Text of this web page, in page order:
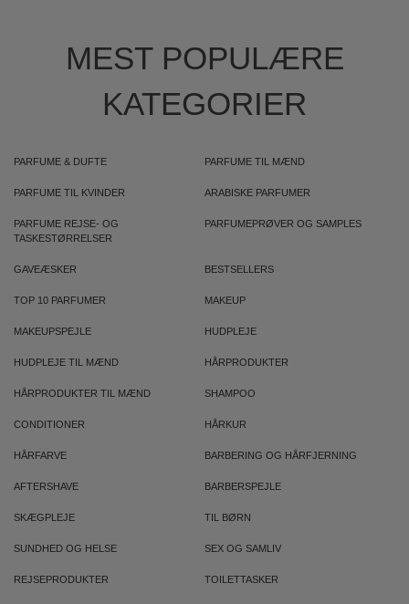
MEST POPULÆRE
KATEGORIER
PARFUME & DUFTE PARFUME TIL MÆND
PARFUME TIL KVINDER ARABISKE PARFUMER
PARFUME REJSE- OG
TASKESTØRRELSER
PARFUMEPRØVER OG SAMPLES
GAVEÆSKER BESTSELLERS
TOP 10 PARFUMER MAKEUP
MAKEUPSPEJLE HUDPLEJE
HUDPLEJE TIL MÆND HÅRPRODUKTER
HÅRPRODUKTER TIL MÆND SHAMPOO
CONDITIONER HÅRKUR
HÅRFARVE BARBERING OG HÅRFJERNING
AFTERSHAVE BARBERSPEJLE
SKÆGPLEJE TIL BØRN
SUNDHED OG HELSE SEX OG SAMLIV
REJSEPRODUKTER TOILETTASKER